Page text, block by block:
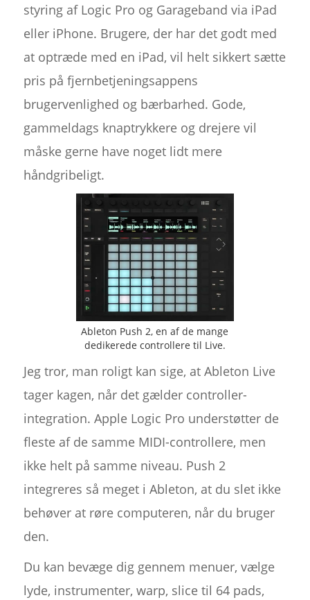
styring af Logic Pro og Garageband via iPad
eller iPhone. Brugere, der har det godt med
at optræde med en iPad, vil helt sikkert sætte
pris på fjernbetjeningsappens
brugervenlighed og bærbarhed. Gode,
gammeldags knaptrykkere og drejere vil
måske gerne have noget lidt mere
håndgribeligt.
Ableton Push 2, en af de mange
dedikerede controllere til Live.
Jeg tror, man roligt kan sige, at Ableton Live
tager kagen, når det gælder controller-
integration. Apple Logic Pro understøtter de
fleste af de samme MIDI-controllere, men
ikke helt på samme niveau. Push 2
integreres så meget i Ableton, at du slet ikke
behøver at røre computeren, når du bruger
den.
Du kan bevæge dig gennem menuer, vælge
lyde, instrumenter, warp, slice til 64 pads,